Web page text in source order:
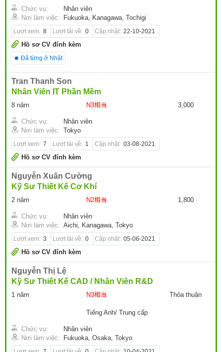
Chức vụ:
Nhân viên
Nơi làm việc:
Fukuoka, Kanagawa, Tochigi
Lượt xem: 8 Lượt tải về: 0 Cập nhật: 22-10-2021
Hồ sơ CV đính kèm
Đã từng ở Nhật
Tran Thanh Son
Nhân Viên IT Phần Mềm
8 năm N3相当 3,000
Chức vụ:
Nhân viên
Nơi làm việc: Tokyo
Lượt xem: 7 Lượt tải về: 1 Cập nhật: 03-08-2021
Hồ sơ CV đính kèm
Nguyễn Xuân Cường
Kỹ Sư Thiết Kế Cơ Khí
2 năm N2相当 1,800
Chức vụ:
Nhân viên
Nơi làm việc: Aichi, Kanagawa, Tokyo
Lượt xem: 3 Lượt tải về: 0 Cập nhật: 05-06-2021
Hồ sơ CV đính kèm
Nguyễn Thị Lệ
Kỹ Sư Thiết Kế CAD / Nhân Viên R&D
1 năm N3相当
Tiếng Anh/ Trung cấp
Thỏa thuận
Chức vụ:
Nhân viên
Nơi làm việc:
Fukuoka, Osaka, Tokyo